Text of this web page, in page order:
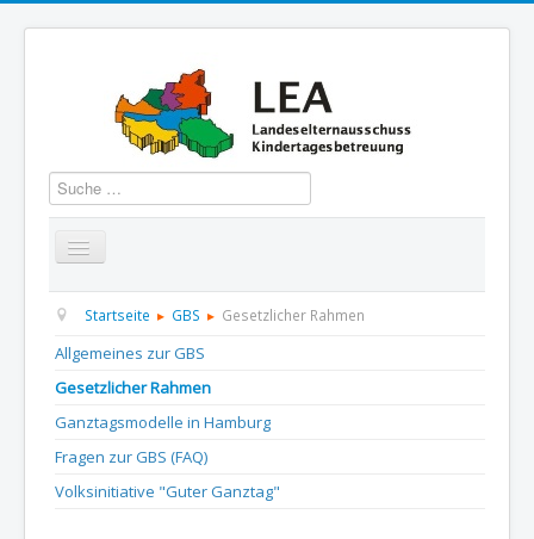
Suchen
Startseite Über uns Aktuelles
Informationen
Kontakt
Startseite GBS Gesetzlicher Rahmen
Allgemeines zur GBS
Gesetzlicher Rahmen
Ganztagsmodelle in Hamburg
Fragen zur GBS (FAQ)
Volksinitiative "Guter Ganztag"